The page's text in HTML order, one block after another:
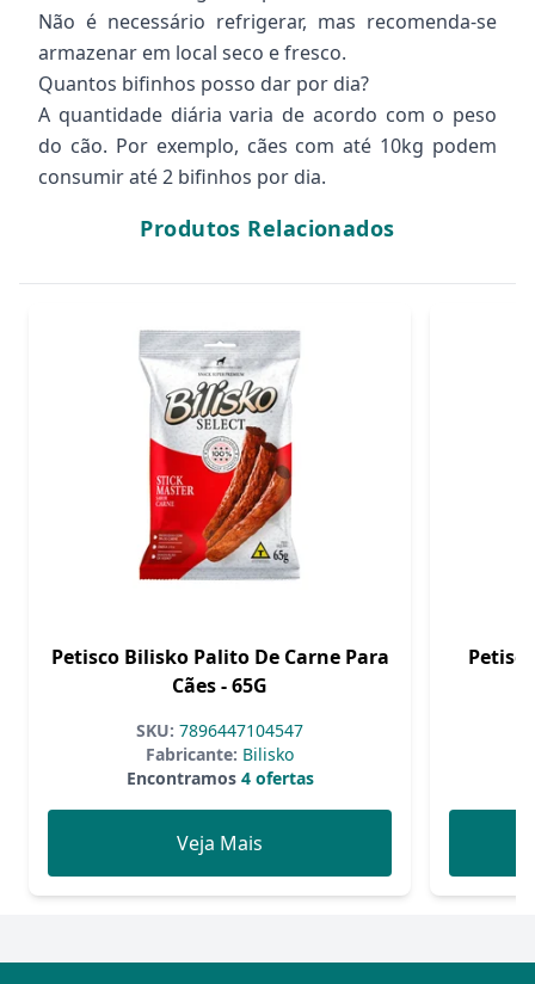
Não é necessário refrigerar, mas recomenda-se
armazenar em local seco e fresco.
Quantos bifinhos posso dar por dia?
A quantidade diária varia de acordo com o peso
do cão. Por exemplo, cães com até 10kg podem
consumir até 2 bifinhos por dia.
Produtos Relacionados
Petisco Bilisko Palito De Carne Para
Cães - 65G
SKU: 7896447104547
Fabricante: Bilisko
Encontramos4 ofertas
Veja Mais